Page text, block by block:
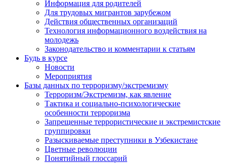
Информация для родителей
Для трудовых мигрантов зарубежом
Действия общественных организаций
Технология информационного воздействия на
молодежь
Законодательство и комментарии к статьям
Будь в курсе
Новости
Мероприятия
Базы данных по терроризму/экстремизму
Терроризм/Экстремизм, как явление
Тактика и социально-психологические
особенности терроризма
Запрещенные террористические и экстремистские
группировки
Разыскиваемые преступники в Узбекистане
Цветные революции
Понятийный глоссарий